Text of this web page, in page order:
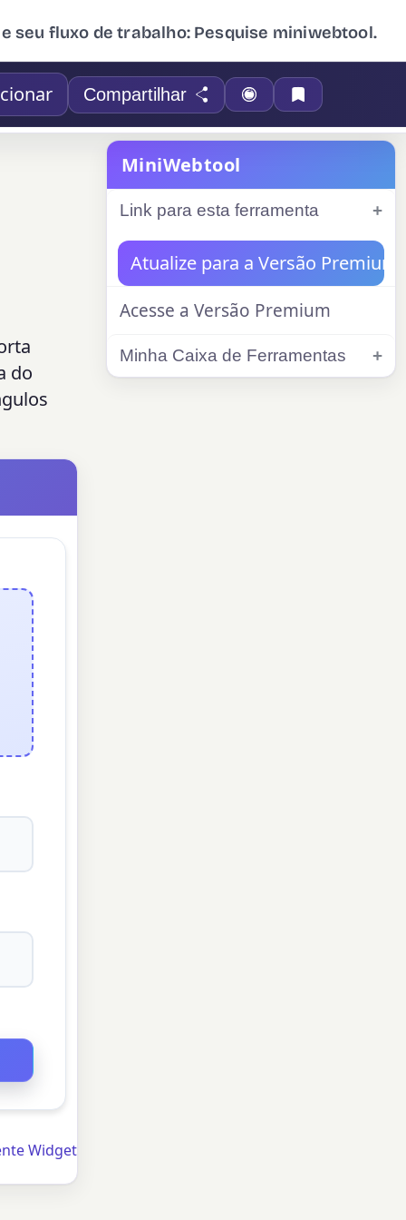
seu fluxo de trabalho: Pesquise miniwebtool.
Compartilhar
do
Widget
MiniWebtool
Link para esta ferramenta
Atualize para a Versão Premium
Acesse a Versão Premium
Minha Caixa de Ferramentas